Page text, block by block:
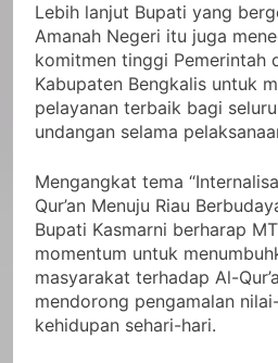
Lebih lanjut Bupati yang
Amanah Negeri itu juga
komitmen tinggi Pemerintah
Kabupaten Bengkalis untuk
pelayanan terbaik bagi
undangan selama
Mengangkat tema
Qur’an Menuju Riau
Bupati Kasmarni berharap
momentum untuk
masyarakat terhadap Al-
mendorong pengamalan
kehidupan sehari-hari.